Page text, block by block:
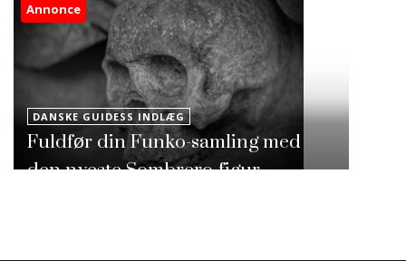
Annonce
DANSKE GUIDESS INDLÆG
Fuldfør din Funko-samling med
den nyeste Sombrero-figur